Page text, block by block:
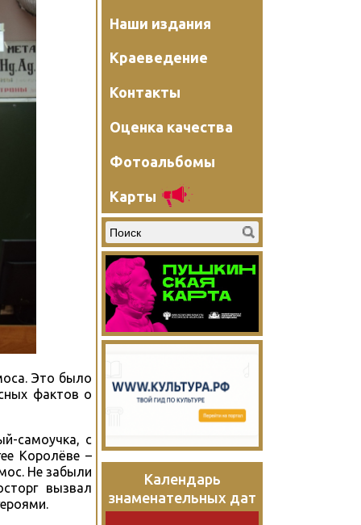
Это было
фактов о
самоучка, с
Королёве –
Не забыли
вызвал
Наши издания
Краеведение
Контакты
Оценка качества
Фотоальбомы
Карты
Календарь
знаменательных дат